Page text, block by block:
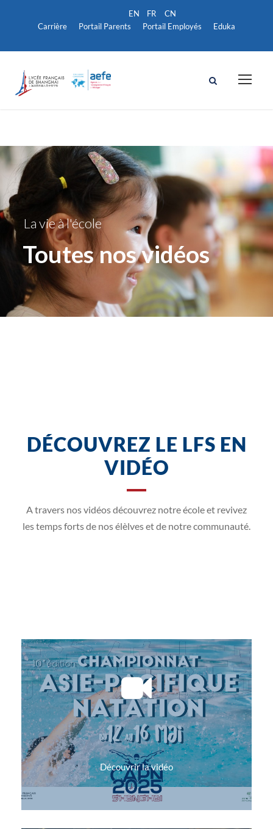
Carrière Portail Parents Portail Employés Eduka
La vie à l'école
Toutes nos vidéos
DÉCOUVREZ LE LFS EN
VIDÉO
A travers nos vidéos découvrez notre école et revivez
les temps forts de nos élèlves et de notre communauté.
Découvrir la vidéo